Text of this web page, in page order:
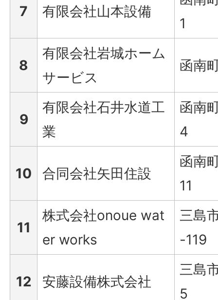
7 有限会社山本設備
1
8
有限会社岩城ホーム
サービス
函南
9
有限会社石井水道工
業
函南
4
10 合同会社矢田住設
函南
11
11
株式会社onoue wat
er works
三島
-119
12 安藤設備株式会社
三島
5